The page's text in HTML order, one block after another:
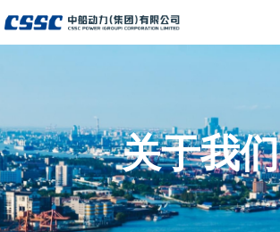
关于我们